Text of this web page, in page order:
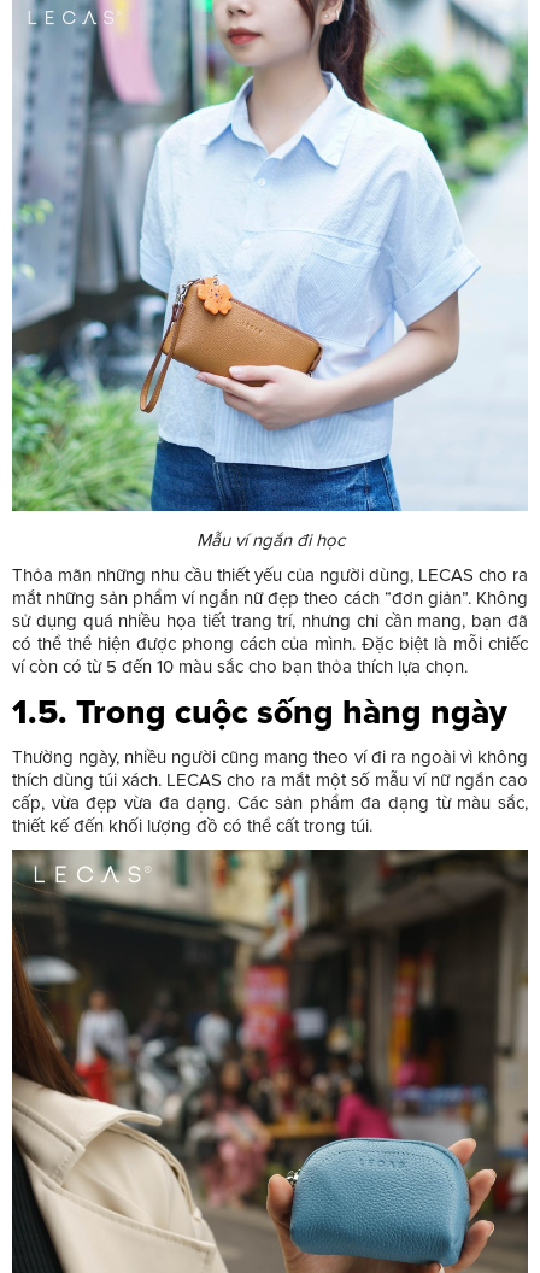
Mẫu ví ngắn đi học
Thỏa mãn những nhu cầu thiết yếu của người dùng, LECAS cho ra
mắt những sản phẩm ví ngắn nữ đẹp theo cách “đơn giản”. Không
sử dụng quá nhiều họa tiết trang trí, nhưng chỉ cần mang, bạn đã
có thể thể hiện được phong cách của mình. Đặc biệt là mỗi chiếc
ví còn có từ 5 đến 10 màu sắc cho bạn thỏa thích lựa chọn.
1.5. Trong cuộc sống hàng ngày
Thường ngày, nhiều người cũng mang theo ví đi ra ngoài vì không
thích dùng túi xách. LECAS cho ra mắt một số mẫu ví nữ ngắn cao
cấp, vừa đẹp vừa đa dạng. Các sản phẩm đa dạng từ màu sắc,
thiết kế đến khối lượng đồ có thể cất trong túi.